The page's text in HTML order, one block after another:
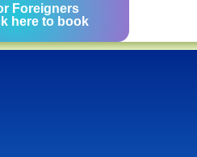
Foreigners
here to book